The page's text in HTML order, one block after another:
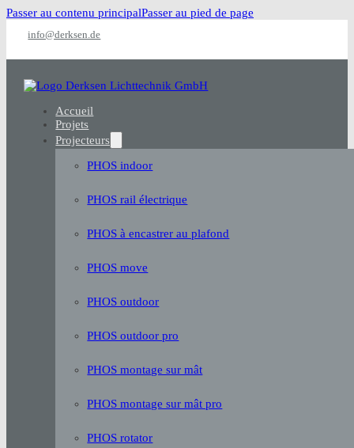
Passer au contenu principalPasser au pied de page
info@derksen.de
Accueil
Projets
Projecteurs
PHOS indoor
PHOS rail électrique
PHOS à encastrer au plafond
PHOS move
PHOS outdoor
PHOS outdoor pro
PHOS montage sur mât
PHOS montage sur mât pro
PHOS rotator